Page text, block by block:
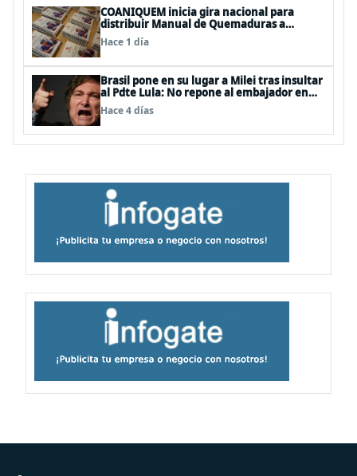
COANIQUEM inicia gira nacional para
distribuir Manual de Quemaduras a
profesionales de la salud
Hace 1 día
Brasil pone en su lugar a Milei tras insultar
al Pdte Lula: No repone al embajador en
BBSS y rebaja la relación bilateral
Hace 4 días